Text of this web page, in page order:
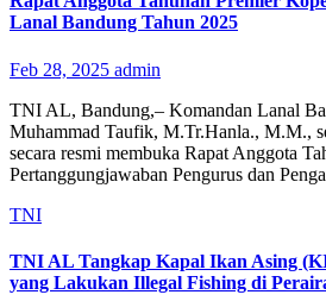
Lanal Bandung Tahun 2025
Feb 28, 2025 admin
TNI AL, Bandung,– Komandan Lanal
Muhammad Taufik, M.Tr.Hanla., M.M.,
secara resmi membuka Rapat Anggota
Pertanggungjawaban Pengurus dan
TNI
TNI AL Tangkap Kapal Ikan Asing
yang Lakukan Illegal Fishing di